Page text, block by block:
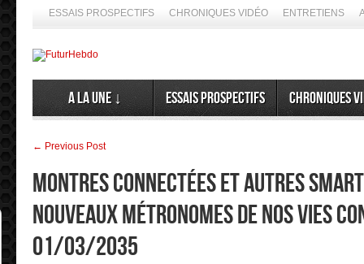
ESSAIS PROSPECTIFS CHRONIQUES VIDÉO ENTRETIENS
A la Une ↓ Essais prospectifs Chroniques
← Previous Post
Montres connectées et autres
nouveaux métronomes de nos vies
01/03/2035